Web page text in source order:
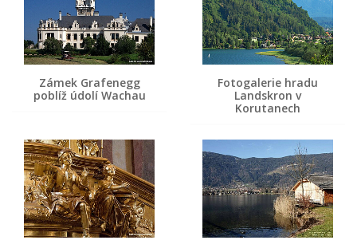
Zámek Grafenegg
poblíž údolí Wachau
Fotogalerie hradu
Landskron v
Korutanech